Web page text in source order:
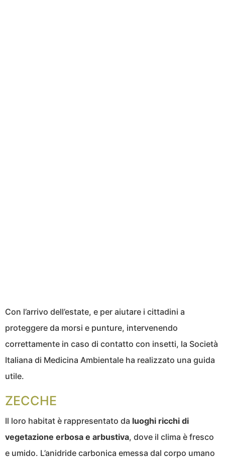
Con l’arrivo dell’estate, e per aiutare i cittadini a
proteggere da morsi e punture, intervenendo
correttamente in caso di contatto con insetti, la Società
Italiana di Medicina Ambientale ha realizzato una guida
utile.
ZECCHE
Il loro habitat è rappresentato da luoghi ricchi di
vegetazione erbosa e arbustiva, dove il clima è fresco
e umido. L’anidride carbonica emessa dal corpo umano